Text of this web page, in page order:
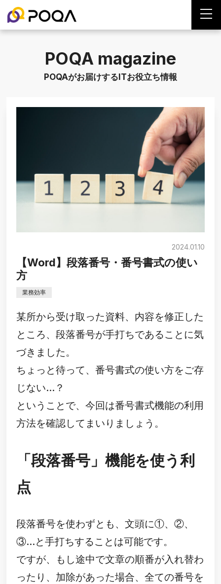
POQA magazine
POQAがお届けするITお役立ち情報
2024.01.10
【Word】段落番号・番号書式の使い
方
業務効率
某所から受け取った資料、内容を修正した
ところ、段落番号が手打ちであることに気
づきました。
ちょっと待って、番号書式の使い方をご存
じない…？
ということで、今回は番号書式機能の利用
方法を確認してまいりましょう。
「段落番号」機能を使う利
点
段落番号を使わずとも、文頭に①、②、
③…と手打ちすることは可能です。
ですが、もし途中で文章の順番が入れ替わ
ったり、加除があった場合、全ての番号を